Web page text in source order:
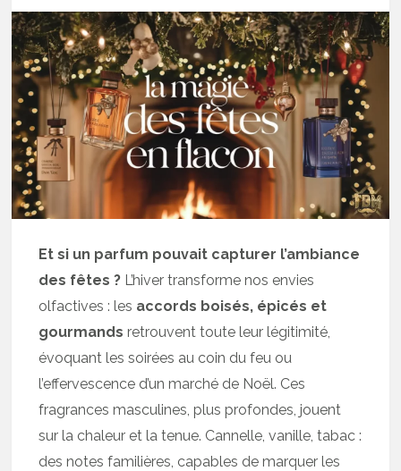
Et si un parfum pouvait capturer l’ambiance
des fêtes ? L’hiver transforme nos envies
olfactives : les accords boisés, épicés et
gourmandsretrouvent toute leur légitimité,
évoquant les soirées au coin du feu ou
l’effervescence d’un marché de Noël. Ces
fragrances masculines, plus profondes, jouent
sur la chaleur et la tenue. Cannelle, vanille, tabac :
des notes familières, capables de marquer les